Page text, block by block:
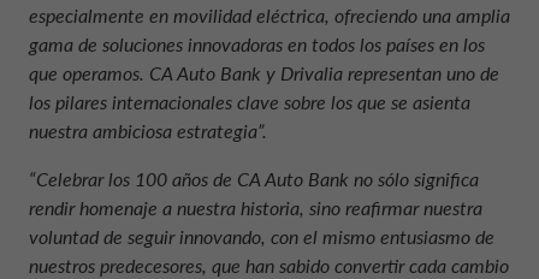
especialmente en movilidad eléctrica, ofreciendo una amplia
gama de soluciones innovadoras en todos los países en los
que operamos. CA Auto Bank y Drivalia representan uno de
los pilares internacionales clave sobre los que se asienta
nuestra ambiciosa estrategia”.
“Celebrar los 100 años de CA Auto Bank no sólo significa
rendir homenaje a nuestra historia, sino reafirmar nuestra
voluntad de seguir innovando, con el mismo entusiasmo de
nuestros predecesores, que han sabido convertir cada cambio